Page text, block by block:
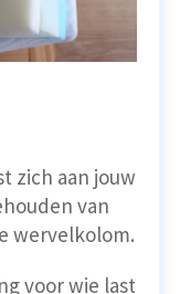
zich aan jouw
van
wervelkolom.
voor wie last